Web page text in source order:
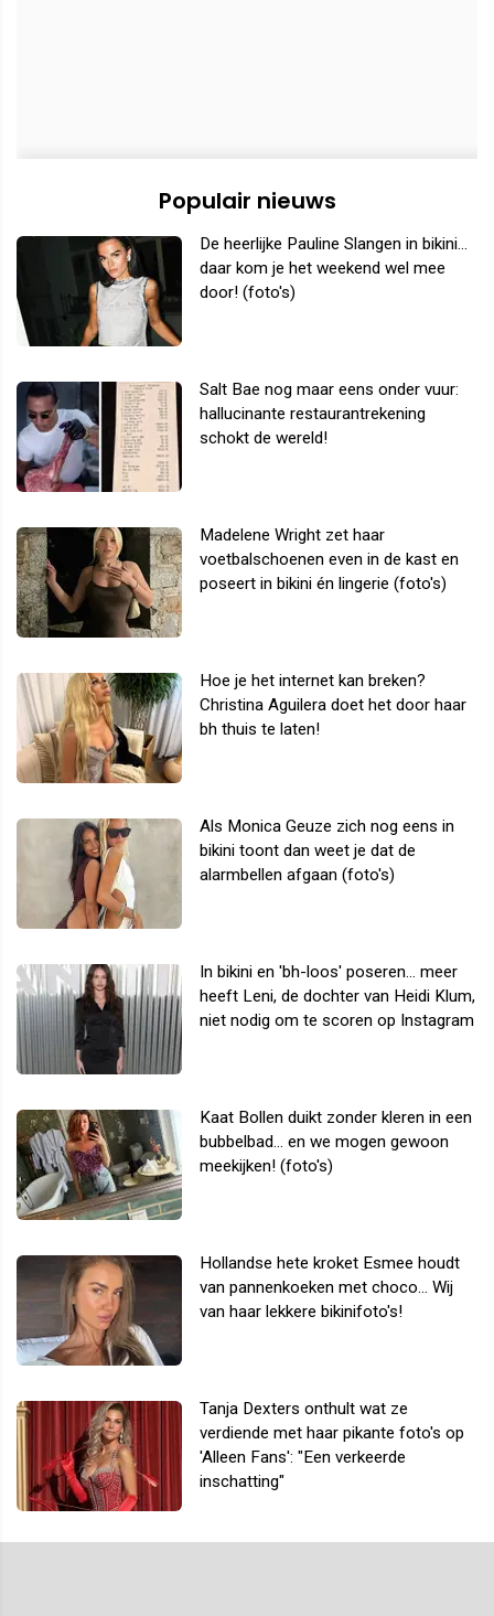
Populair nieuws
De heerlijke Pauline Slangen in bikini...
daar kom je het weekend wel mee
door! (foto's)
Salt Bae nog maar eens onder vuur:
hallucinante restaurantrekening
schokt de wereld!
Madelene Wright zet haar
voetbalschoenen even in de kast en
poseert in bikini én lingerie (foto's)
Hoe je het internet kan breken?
Christina Aguilera doet het door haar
bh thuis te laten!
Als Monica Geuze zich nog eens in
bikini toont dan weet je dat de
alarmbellen afgaan (foto's)
In bikini en 'bh-loos' poseren... meer
heeft Leni, de dochter van Heidi Klum,
niet nodig om te scoren op Instagram
Kaat Bollen duikt zonder kleren in een
bubbelbad... en we mogen gewoon
meekijken! (foto's)
Hollandse hete kroket Esmee houdt
van pannenkoeken met choco... Wij
van haar lekkere bikinifoto's!
Tanja Dexters onthult wat ze
verdiende met haar pikante foto's op
'Alleen Fans': "Een verkeerde
inschatting"